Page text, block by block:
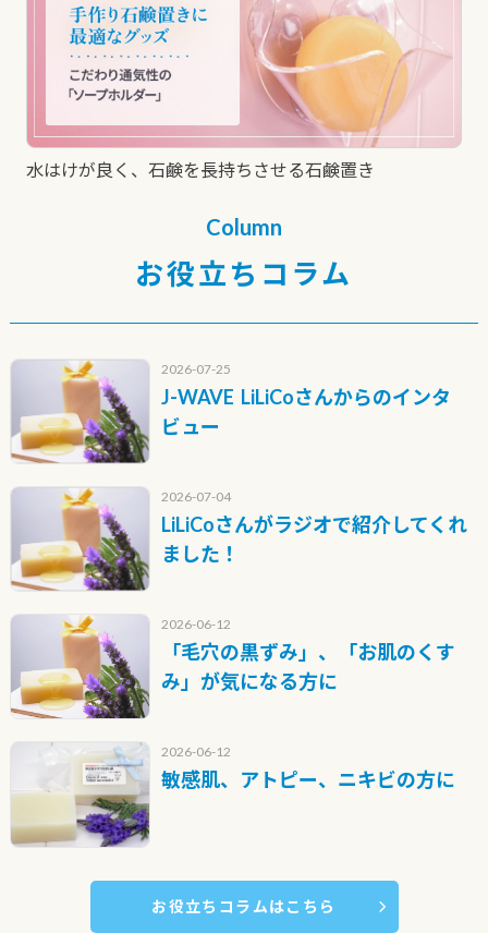
水はけが良く、石鹸を長持ちさせる石鹸置き
Column
お役立ちコラム
2026-07-25
J-WAVE LiLiCoさんからのインタ
ビュー
2026-07-04
LiLiCoさんがラジオで紹介してくれ
ました！
2026-06-12
「毛穴の黒ずみ」、「お肌のくす
み」が気になる方に
2026-06-12
敏感肌、アトピー、ニキビの方に
お役立ちコラムはこちら